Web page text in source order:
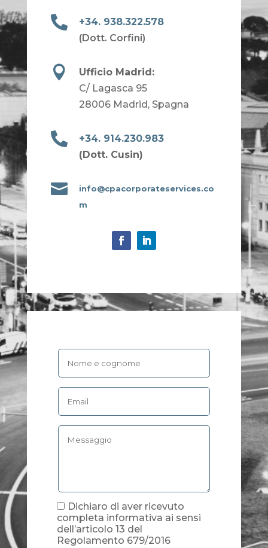

+34. 938.322.578
(Dott. Corfini)

Ufficio Madrid:
C/ Lagasca 95
28006 Madrid, Spagna

+34. 914.230.983
(Dott. Cusin)

info@cpacorporateservices.co
m
Dichiaro di aver ricevuto
completa informativa ai sensi
dell’articolo 13 del
Regolamento 679/2016